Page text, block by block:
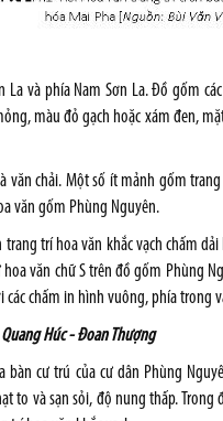
và phía Nam Sơn La. Đồ gốm
màu đỏ gạch hoặc xám đen,
chải. Một số ít mảnh gốm
văn gốm Phùng Nguyên.
trí hoa văn khắc vạch chấm
văn chữ S trên đồ gốm Phùng
chấm in hình vuông, phía trong
Húc - Đoan Thượng
cư trú của cư dân Phùng
to và sạn sỏi, độ nung thấp.